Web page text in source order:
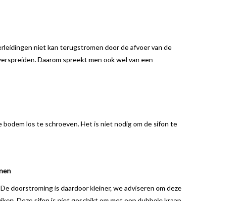
niet kan terugstromen door de afvoer van de
Daarom spreekt men ook wel van een
los te schroeven. Het is niet nodig om de sifon te
doorstroming is daardoor kleiner, we adviseren om deze